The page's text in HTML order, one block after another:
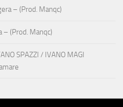
– (Prod. Manqc)
– (Prod. Manqc)
SPAZZI / IVANO MAGI